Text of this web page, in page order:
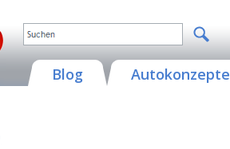
Blog Autokonzepte